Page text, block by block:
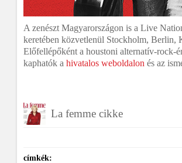
A zenészt Magyarországon is a Live
keretében közvetlenül Stockholm, Berlin,
Előfellépőként a houstoni alternatív-rock-
kaphatók a hivatalos weboldalon és az
La femme cikke
címkék: